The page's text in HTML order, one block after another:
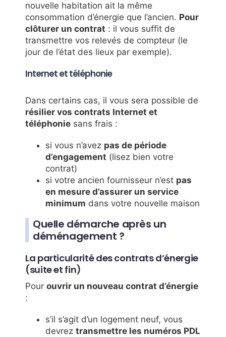
nouvelle habitation ait la même
consommation d’énergie que l’ancien. Pour
clôturer un contrat : il vous suffit de
transmettre vos relevés de compteur (le
jour de l’état des lieux par exemple).
Internet et téléphonie
Dans certains cas, il vous sera possible de
résilier vos contrats Internet et
téléphonie sans frais :
si vous n’avez pas de période
d’engagement (lisez bien votre
contrat)
si votre ancien fournisseur n’est pas
en mesure d’assurer un service
minimum dans votre nouvelle maison
Quelle démarche après un
déménagement ?
La particularité des contrats d’énergie
(suite et fin)
Pour ouvrir un nouveau contrat d’énergie
:
s’il s’agit d’un logement neuf, vous
devrez transmettre les numéros PDL